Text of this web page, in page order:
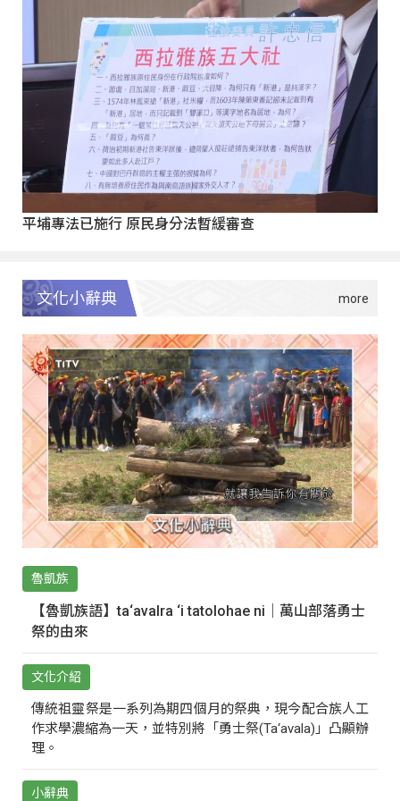
平埔專法已施行 原民身分法暫緩審查
文化小辭典
魯凱族
【魯凱族語】ta‘avalra ‘i tatolohae ni｜萬山部落勇士
祭的由來
文化介紹
傳統祖靈祭是一系列為期四個月的祭典，現今配合族人工
作求學濃縮為一天，並特別將「勇士祭(Ta‘avala)」凸顯辦
理。
小辭典